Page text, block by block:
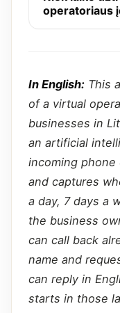
operatoriaus
In English: This
of a virtual
businesses in
an artificial
incoming phone
and captures
a day, 7 days a
the business
can call back
name and
can reply in
starts in those